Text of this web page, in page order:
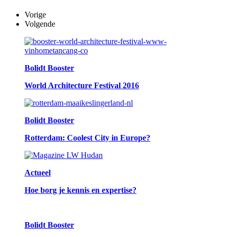
Vorige
Volgende
Bolidt Booster
World Architecture Festival 2016
Bolidt Booster
Rotterdam: Coolest City in Europe?
Actueel
Hoe borg je kennis en expertise?
Bolidt Booster